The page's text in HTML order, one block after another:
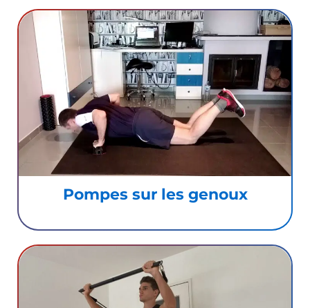
Pompes sur les genoux